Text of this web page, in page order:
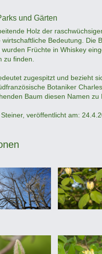
und Gärten
Holz der
Bedeutung. Die
Früchte in Whiskey
zu finden.
zugespitzt und
Botaniker
Baum diesen Namen
veröffentlicht am: